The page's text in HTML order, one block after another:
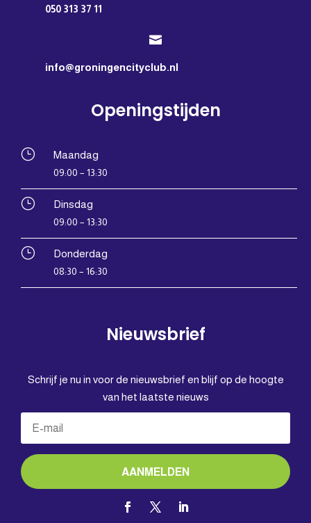
050 313 37 11

info@groningencityclub.nl
Openingstijden
} Maandag
09:00 – 13:30
} Dinsdag
09:00 – 13:30
} Donderdag
08:30 – 16:30
Nieuwsbrief
Schrijf je nu in voor de nieuwsbrief en blijf op de hoogte
van het laatste nieuws
AANMELDEN